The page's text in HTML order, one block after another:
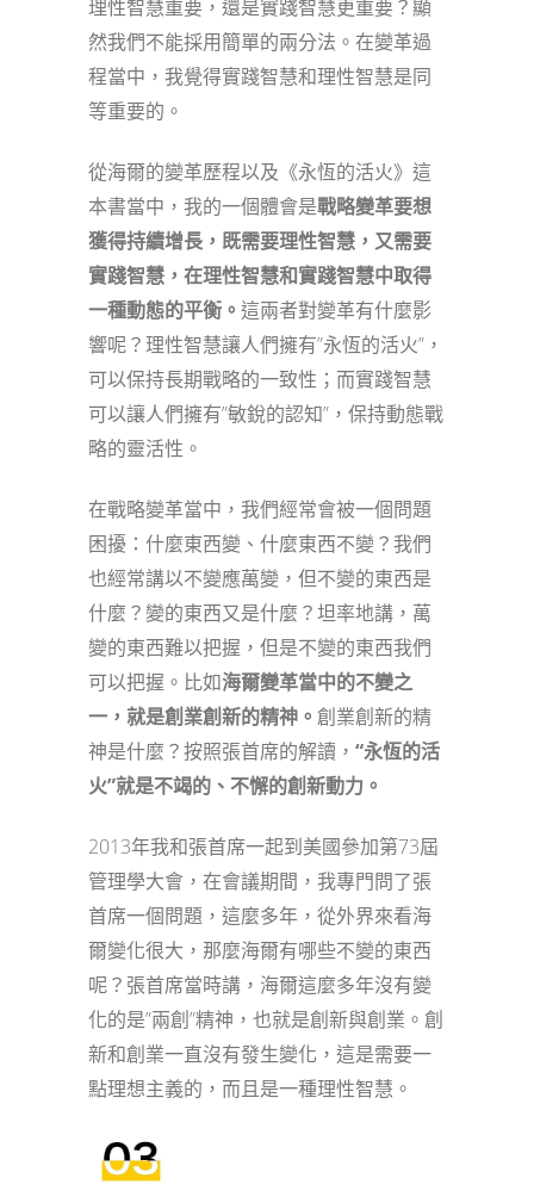
理性智慧重要，還是實踐智慧更重要？顯
然我們不能採用簡單的兩分法。在變革過
程當中，我覺得實踐智慧和理性智慧是同
等重要的。
從海爾的變革歷程以及《永恆的活火》這
本書當中，我的一個體會是戰略變革要想
獲得持續增長，既需要理性智慧，又需要
實踐智慧 ， 在理性智慧和實踐智慧中取得
一種動態的平衡 。 這兩者對變革有什麼影
響呢？理性智慧讓人們擁有”永恆的活火”，
可以保持長期戰略的一致性；而實踐智慧
可以讓人們擁有”敏銳的認知”，保持動態戰
略的靈活性。
在戰略變革當中，我們經常會被一個問題
困擾：什麼東西變、什麼東西不變？我們
也經常講以不變應萬變，但不變的東西是
什麼？變的東西又是什麼？坦率地講，萬
變的東西難以把握，但是不變的東西我們
可以把握。比如海爾變革當中的不變之
一，就是創業創新的精神。 創業創新的精
神是什麼？按照張首席的解讀， “永恆的活
火”就是不竭的、不懈的創新動力。
2013年我和張首席一起到美國參加第73屆
管理學大會，在會議期間，我專門問了張
首席一個問題，這麼多年，從外界來看海
爾變化很大，那麼海爾有哪些不變的東西
呢？張首席當時講，海爾這麼多年沒有變
化的是”兩創”精神，也就是創新與創業。創
新和創業一直沒有發生變化，這是需要一
點理想主義的，而且是一種理性智慧。